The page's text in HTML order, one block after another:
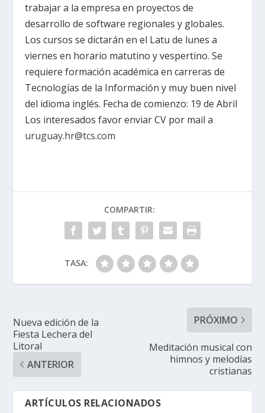
trabajar a la empresa en proyectos de
desarrollo de software regionales y globales.
Los cursos se dictarán en el Latu de lunes a
viernes en horario matutino y vespertino. Se
requiere formación académica en carreras de
Tecnologías de la Información y muy buen nivel
del idioma inglés. Fecha de comienzo: 19 de Abril
Los interesados favor enviar CV por mail a
uruguay.hr@tcs.com
COMPARTIR:
TASA:
Nueva edición de la
Fiesta Lechera del
Litoral
ANTERIOR
PRÓXIMO
Meditación musical con
himnos y melodías
cristianas
ARTÍCULOS RELACIONADOS